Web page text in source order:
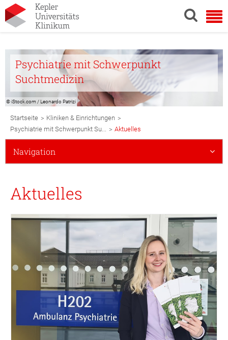
Psychiatrie mit Schwerpunkt
Suchtmedizin
© iStock.com / Leonardo Patrizi
Breadcrumb
Navigation
Startseite > Kliniken & Einrichtungen >
Psychiatrie mit Schwerpunkt Su... > Aktuelles
Subnavigation
Mobile
Navigation
Aktuelles